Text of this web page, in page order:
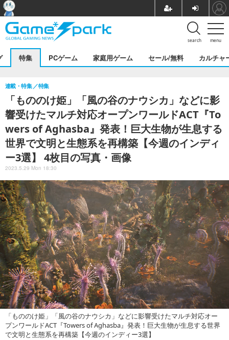
menu
search
特集 PCゲーム 家庭用ゲーム セール/無料 カルチャ
「もののけ姫」「風の谷のナウシカ」などに影
響受けたマルチ対応オープンワールドACT『To
wers of Aghasba』発表！巨大生物が生息する
世界で文明と生態系を再構築【今週のインディ
ー3選】 4枚目の写真・画像
連載・特集 特集
2023.5.29 Mon 18:30
「もののけ姫」「風の谷のナウシカ」などに影響受けたマルチ対応オー
プンワールドACT『Towers of Aghasba』発表！巨大生物が生息する世界
で文明と生態系を再構築【今週のインディー3選】